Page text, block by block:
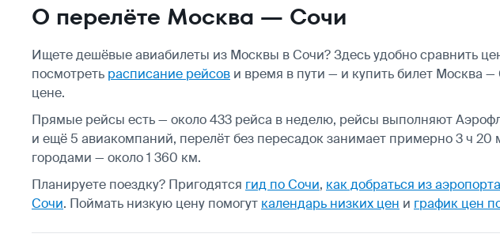
О перелёте Москва — Сочи
Ищете дешёвые авиабилеты из Москвы в Сочи? Здесь удобно сравнить
посмотреть расписание рейсов и время в пути — и купить билет Москва
цене.
Прямые рейсы есть — около 433 рейса в неделю, рейсы выполняют
и ещё 5 авиакомпаний, перелёт без пересадок занимает примерно 3 ч
городами — около 1 360 км.
Планируете поездку? Пригодятся гид по Сочи, как добраться из
Сочи. Поймать низкую цену помогут календарь низких цен и график цен